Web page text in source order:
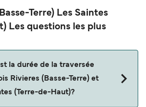
Terre) Les Saintes
Les questions les plus
la durée de la traversée
Rivieres (Basse-Terre) et
(Terre-de-Haut)?